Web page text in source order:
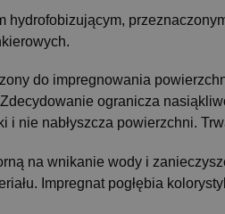
do impregnowania
ogranicza
nie nabłyszcza powierzchni.
na wnikanie wody i
Impregnat pogłębia